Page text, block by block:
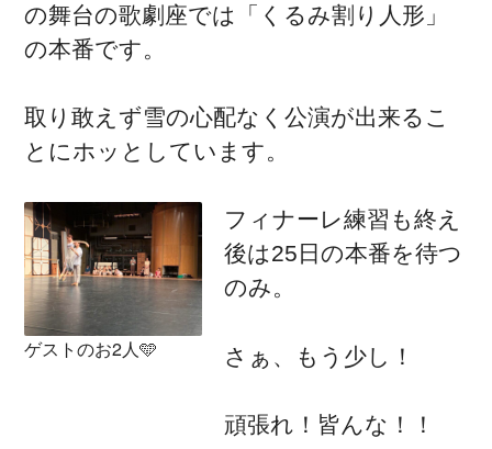
の舞台の歌劇座では「くるみ割り人形」
の本番です。
取り敢えず雪の心配なく公演が出来るこ
とにホッとしています。
ゲストのお2人🩵
フィナーレ練習も終え
後は25日の本番を待つ
のみ。
さぁ、もう少し！
頑張れ！皆んな！！